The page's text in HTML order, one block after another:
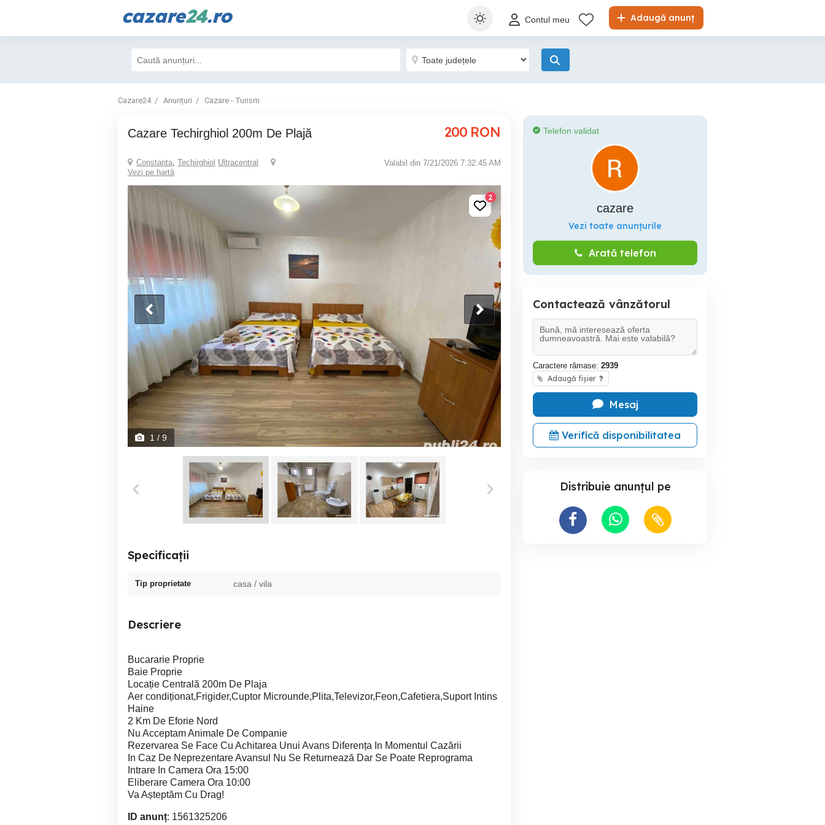
cazare24.ro Adaugă anunț
Contul meu
Cazare24 Anunțuri Cazare - Turism
Cazare Techirghiol 200m De Plajă 200 RON
Constanta, Techirghiol Ultracentral
Vezi pe hartă
Valabil din 7/21/2026 7:32:45 AM
2
1 / 9
Specificații
Tip proprietate casa / vila
Descriere
Bucararie Proprie
Baie Proprie
Locație Centrală 200m De Plaja
Aer condiționat,Frigider,Cuptor Microunde,Plita,Televizor,Feon,Cafetiera,Suport Intins
Haine
2 Km De Eforie Nord
Nu Acceptam Animale De Companie
Rezervarea Se Face Cu Achitarea Unui Avans Diferența In Momentul Cazării
In Caz De Neprezentare Avansul Nu Se Returnează Dar Se Poate Reprograma
Intrare In Camera Ora 15:00
Eliberare Camera Ora 10:00
Va Așteptăm Cu Drag!
ID anunț: 1561325206
Telefon validat
cazare
Vezi toate anunțurile
Arată telefon
Contactează vânzătorul
Caractere rămase: 2939
Adaugă fișier ?
Mesaj
Verifică disponibilitatea
Distribuie anunțul pe